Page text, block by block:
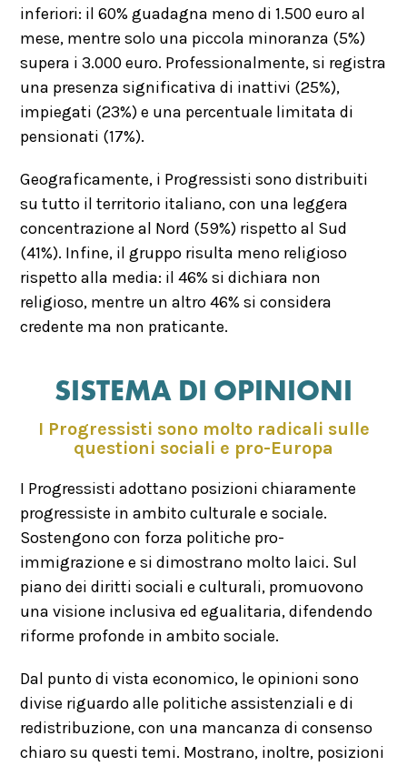
inferiori: il 60% guadagna meno di 1.500 euro al
mese, mentre solo una piccola minoranza (5%)
supera i 3.000 euro. Professionalmente, si registra
una presenza significativa di inattivi (25%),
impiegati (23%) e una percentuale limitata di
pensionati (17%).
Geograficamente, i Progressisti sono distribuiti
su tutto il territorio italiano, con una leggera
concentrazione al Nord (59%) rispetto al Sud
(41%). Infine, il gruppo risulta meno religioso
rispetto alla media: il 46% si dichiara non
religioso, mentre un altro 46% si considera
credente ma non praticante.
SISTEMA DI OPINIONI
I Progressisti sono molto radicali sulle
questioni sociali e pro-Europa
I Progressisti adottano posizioni chiaramente
progressiste in ambito culturale e sociale.
Sostengono con forza politiche pro-
immigrazione e si dimostrano molto laici. Sul
piano dei diritti sociali e culturali, promuovono
una visione inclusiva ed egualitaria, difendendo
riforme profonde in ambito sociale.
Dal punto di vista economico, le opinioni sono
divise riguardo alle politiche assistenziali e di
redistribuzione, con una mancanza di consenso
chiaro su questi temi. Mostrano, inoltre, posizioni